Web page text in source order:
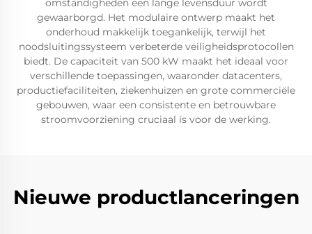
omstandigheden een lange levensduur wordt
gewaarborgd. Het modulaire ontwerp maakt het
onderhoud makkelijk toegankelijk, terwijl het
noodsluitingssysteem verbeterde veiligheidsprotocollen
biedt. De capaciteit van 500 kW maakt het ideaal voor
verschillende toepassingen, waaronder datacenters,
productiefaciliteiten, ziekenhuizen en grote commerciële
gebouwen, waar een consistente en betrouwbare
stroomvoorziening cruciaal is voor de werking.
Nieuwe productlanceringen